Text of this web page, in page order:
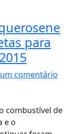
para
comentário
combustível de
e o